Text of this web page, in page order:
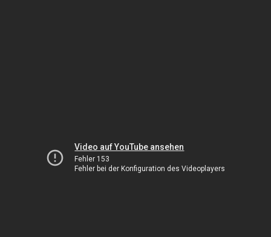
Video auf YouTube ansehen
Fehler 153
Fehler bei der Konfiguration des Videoplayers